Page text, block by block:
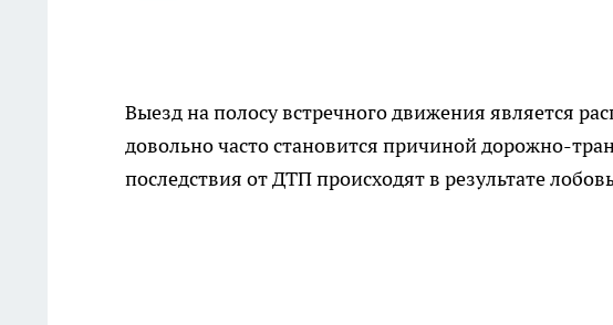
Выезд на полосу встречного движения является
довольно часто становится причиной дорожно-
последствия от ДТП происходят в результате